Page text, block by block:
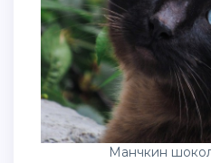
Манчкин